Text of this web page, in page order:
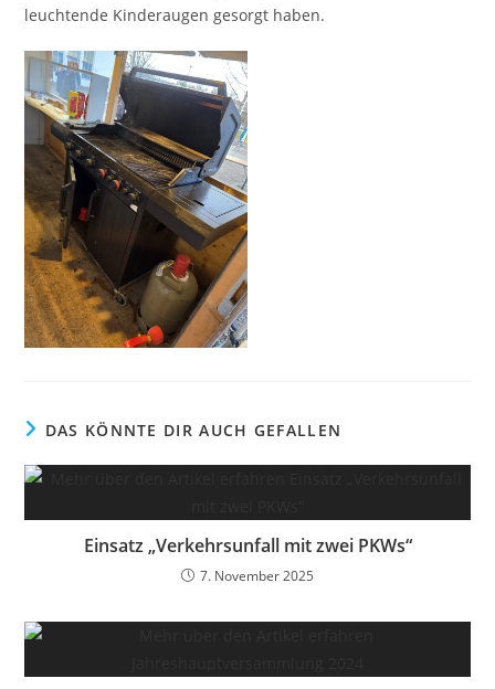
leuchtende Kinderaugen gesorgt haben.
DAS KÖNNTE DIR AUCH GEFALLEN
Einsatz „Verkehrsunfall mit zwei PKWs“
7. November 2025